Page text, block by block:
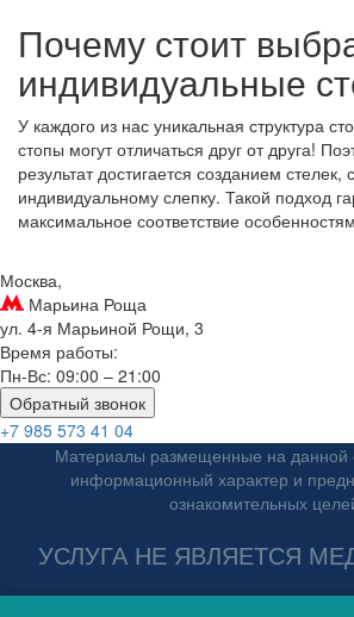
Почему стоит
индивидуальные
У каждого из нас уникальная структура
стопы могут отличаться друг от друга!
результат достигается созданием
индивидуальному слепку. Такой подход
максимальное соответствие
Москва,
Марьина Роща
ул. 4-я Марьиной Рощи, 3
Время работы:
Пн-Вс: 09:00 – 21:00
Обратный звонок
+7 985 573 41 04
Материалы размещенные на данной
информационный характер и
ознакомительных
УСЛУГА НЕ ЯВЛЯЕТСЯ